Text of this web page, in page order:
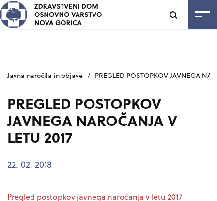
Javna naročila in objave / PREGLED POSTOPKOV JAVNEGA
PREGLED POSTOPKOV
JAVNEGA NAROČANJA V
LETU 2017
22. 02. 2018
Pregled postopkov javnega naročanja v letu 2017